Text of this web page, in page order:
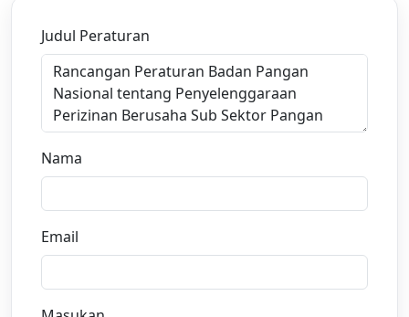
Judul Peraturan
Nama
Email